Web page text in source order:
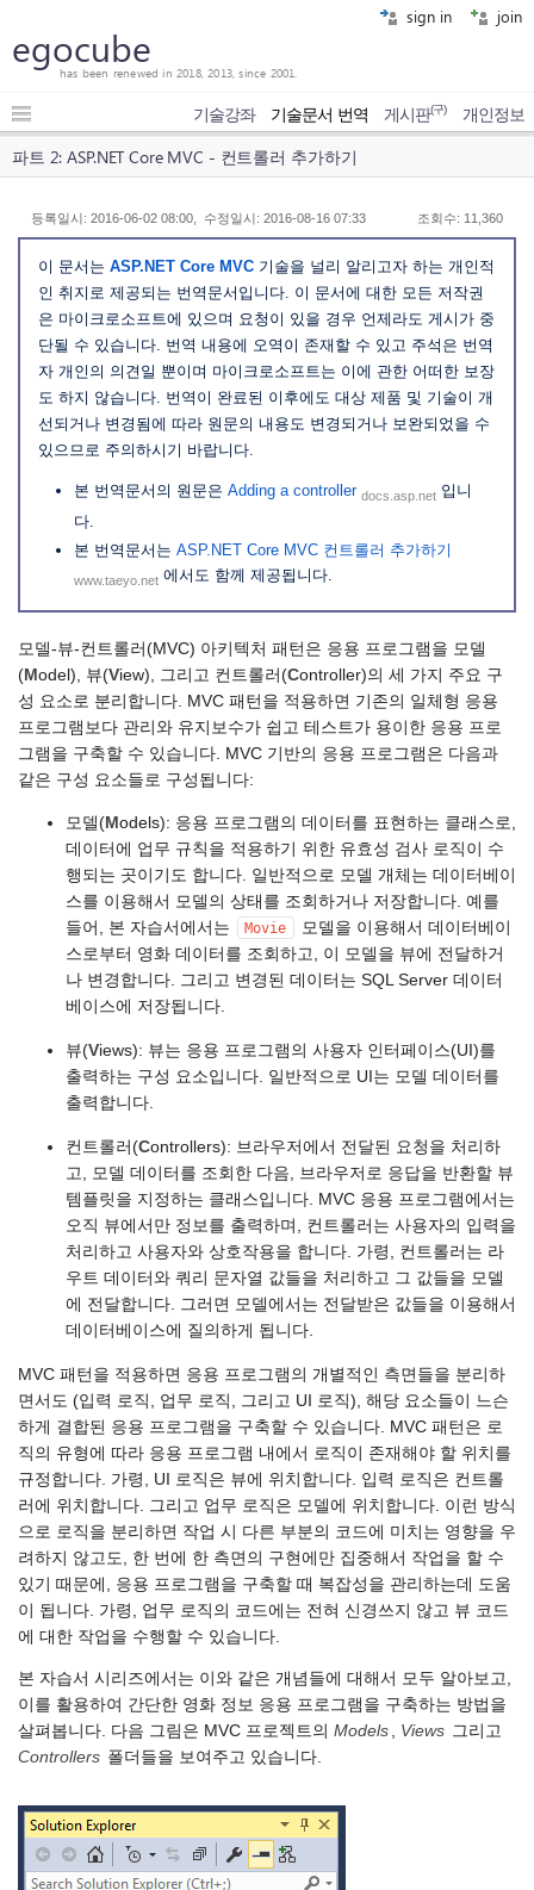
sign in join
egocube
has been renewed in 2018, 2013, since 2001.
기술강좌 기술문서 번역 게시판(구) 개인정보
파트 2: ASP.NET Core MVC - 컨트롤러 추가하기
등록일시: 2016-06-02 08:00, 수정일시: 2016-08-16 07:33 조회수: 11,360
이 문서는 ASP.NET Core MVC 기술을 널리 알리고자 하는 개인적
인 취지로 제공되는 번역문서입니다. 이 문서에 대한 모든 저작권
은 마이크로소프트에 있으며 요청이 있을 경우 언제라도 게시가 중
단될 수 있습니다. 번역 내용에 오역이 존재할 수 있고 주석은 번역
자 개인의 의견일 뿐이며 마이크로소프트는 이에 관한 어떠한 보장
도 하지 않습니다. 번역이 완료된 이후에도 대상 제품 및 기술이 개
선되거나 변경됨에 따라 원문의 내용도 변경되거나 보완되었을 수
있으므로 주의하시기 바랍니다.
본 번역문서의 원문은 Adding a controller docs.asp.net 입니
다.
본 번역문서는 ASP.NET Core MVC 컨트롤러 추가하기
www.taeyo.net 에서도 함께 제공됩니다.
모델-뷰-컨트롤러(MVC) 아키텍처 패턴은 응용 프로그램을 모델
(M odel), 뷰(View), 그리고 컨트롤러(Controller)의 세 가지 주요 구
성 요소로 분리합니다. MVC 패턴을 적용하면 기존의 일체형 응용
프로그램보다 관리와 유지보수가 쉽고 테스트가 용이한 응용 프로
그램을 구축할 수 있습니다. MVC 기반의 응용 프로그램은 다음과
같은 구성 요소들로 구성됩니다:
모델(Models): 응용 프로그램의 데이터를 표현하는 클래스로,
데이터에 업무 규칙을 적용하기 위한 유효성 검사 로직이 수
행되는 곳이기도 합니다. 일반적으로 모델 개체는 데이터베이
스를 이용해서 모델의 상태를 조회하거나 저장합니다. 예를
들어, 본 자습서에서는
Movie
모델을 이용해서 데이터베이
스로부터 영화 데이터를 조회하고, 이 모델을 뷰에 전달하거
나 변경합니다. 그리고 변경된 데이터는 SQL Server 데이터
베이스에 저장됩니다.
뷰(Views): 뷰는 응용 프로그램의 사용자 인터페이스(UI)를
출력하는 구성 요소입니다. 일반적으로 UI는 모델 데이터를
출력합니다.
컨트롤러(Controllers): 브라우저에서 전달된 요청을 처리하
고, 모델 데이터를 조회한 다음, 브라우저로 응답을 반환할 뷰
템플릿을 지정하는 클래스입니다. MVC 응용 프로그램에서는
오직 뷰에서만 정보를 출력하며, 컨트롤러는 사용자의 입력을
처리하고 사용자와 상호작용을 합니다. 가령, 컨트롤러는 라
우트 데이터와 쿼리 문자열 값들을 처리하고 그 값들을 모델
에 전달합니다. 그러면 모델에서는 전달받은 값들을 이용해서
데이터베이스에 질의하게 됩니다.
MVC 패턴을 적용하면 응용 프로그램의 개별적인 측면들을 분리하
면서도 (입력 로직, 업무 로직, 그리고 UI 로직), 해당 요소들이 느슨
하게 결합된 응용 프로그램을 구축할 수 있습니다. MVC 패턴은 로
직의 유형에 따라 응용 프로그램 내에서 로직이 존재해야 할 위치를
규정합니다. 가령, UI 로직은 뷰에 위치합니다. 입력 로직은 컨트롤
러에 위치합니다. 그리고 업무 로직은 모델에 위치합니다. 이런 방식
으로 로직을 분리하면 작업 시 다른 부분의 코드에 미치는 영향을 우
려하지 않고도, 한 번에 한 측면의 구현에만 집중해서 작업을 할 수
있기 때문에, 응용 프로그램을 구축할 때 복잡성을 관리하는데 도움
이 됩니다. 가령, 업무 로직의 코드에는 전혀 신경쓰지 않고 뷰 코드
에 대한 작업을 수행할 수 있습니다.
본 자습서 시리즈에서는 이와 같은 개념들에 대해서 모두 알아보고,
이를 활용하여 간단한 영화 정보 응용 프로그램을 구축하는 방법을
살펴봅니다. 다음 그림은 MVC 프로젝트의 Models , Views 그리고
Controllers 폴더들을 보여주고 있습니다.